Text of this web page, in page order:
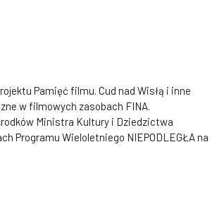
Pamięć filmu. Cud nad Wisłą i inne
w filmowych zasobach FINA.
Ministra Kultury i Dziedzictwa
Programu Wieloletniego NIEPODLEGŁA na